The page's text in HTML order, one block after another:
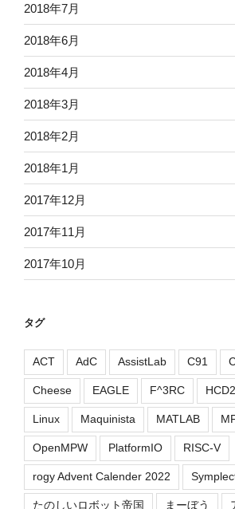
2018年7月
2018年6月
2018年4月
2018年3月
2018年2月
2018年1月
2017年12月
2017年11月
2017年10月
タグ
ACT AdC AssistLab C91
Cheese EAGLE F^3RC
Linux Maquinista MATLAB
OpenMPW PlatformIO RISC-V
rogy Advent Calender 2022
たのしいロボット帝国 まーぼう